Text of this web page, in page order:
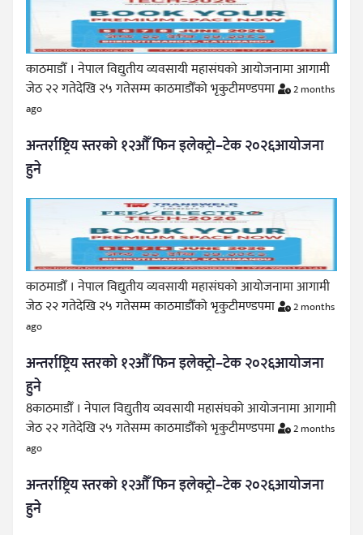
काठमाडौँ । नेपाल विद्युतीय व्यवसायी महासंघको आयोजनामा आगामी
जेठ २२ गतेदेखि २५ गतेसम्म काठमाडौँको भृकुटीमण्डपमा
2 months
ago
अन्तर्राष्ट्रिय स्तरको १२औँ फिन इलेक्ट्रो–टेक २०२६आयोजना
हुने
काठमाडौँ । नेपाल विद्युतीय व्यवसायी महासंघको आयोजनामा आगामी
जेठ २२ गतेदेखि २५ गतेसम्म काठमाडौँको भृकुटीमण्डपमा
2 months
ago
अन्तर्राष्ट्रिय स्तरको १२औँ फिन इलेक्ट्रो–टेक २०२६आयोजना
हुने
8काठमाडौँ । नेपाल विद्युतीय व्यवसायी महासंघको आयोजनामा आगामी
जेठ २२ गतेदेखि २५ गतेसम्म काठमाडौँको भृकुटीमण्डपमा
2 months
ago
अन्तर्राष्ट्रिय स्तरको १२औँ फिन इलेक्ट्रो–टेक २०२६आयोजना
हुने